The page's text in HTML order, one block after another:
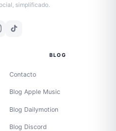
simplificado.
BLOG
Contacto
Blog Apple Music
Blog Dailymotion
Blog Discord